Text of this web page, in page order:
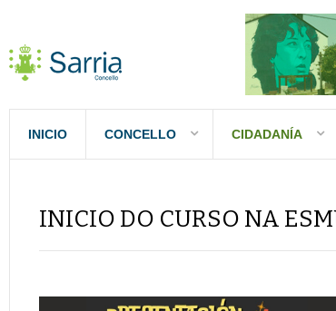
INICIO CONCELLO CIDADANÍA
INICIO DO CURSO NA